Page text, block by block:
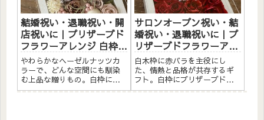
のに結婚...
いに...
結婚祝い・退職祝い・開
店祝いに｜プリザーブド
フラワーアレンジ 白枠
〈ヘーゼルナッツ〉文字
入れ
やわらかなヘーゼルナッツカ
ラーで、どんな空間にも馴染
む上品な贈りもの。白枠にプ
リザーブドフラワーと造花を
サロンオープン祝い・結
婚祝い・退職祝いに｜プ
リザーブドフラワーアレ
ンジ 白枠〈赤バラ〉文字
入れ
白木枠に赤バラを主役にし
た、情熱と品格が共存するギ
フト。白枠にプリザーブドフ
ラワーと造花をたっぷりアレ